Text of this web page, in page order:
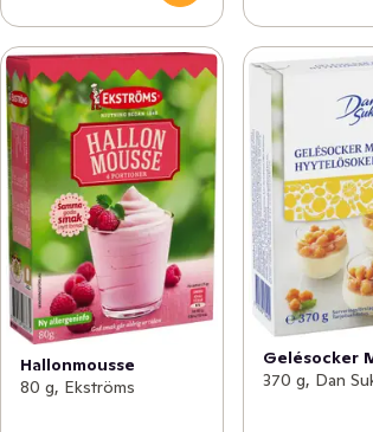
Hallonmousse
80 g, Ekströms
Gelésocker
370 g, Dan